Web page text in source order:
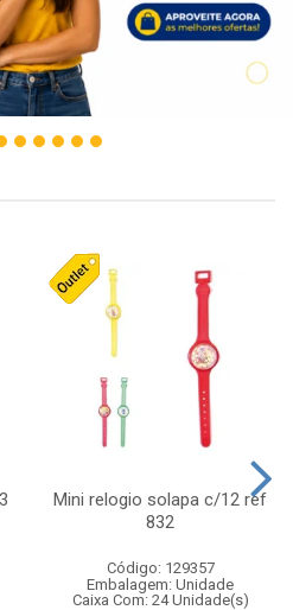
Mini relogio solapa c/12 ref
832
Código: 129357
Embalagem: Unidade
Caixa Com: 24 Unidade(s)